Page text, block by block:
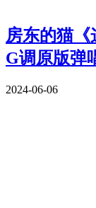
房东的猫《
G调原版弹
2024-06-06